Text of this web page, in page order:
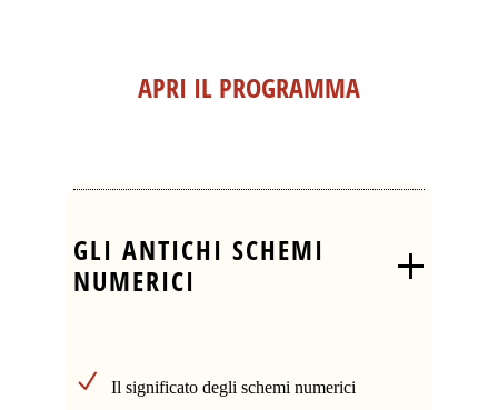
APRI IL PROGRAMMA
GLI ANTICHI SCHEMI
NUMERICI
Il significato degli schemi numerici